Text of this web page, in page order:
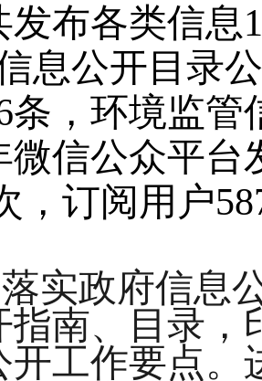
发布各类信息
息公开目录
条，环境监管
微信公众平台
，订阅用户
落实政府信息
指南、目录，
开工作要点。